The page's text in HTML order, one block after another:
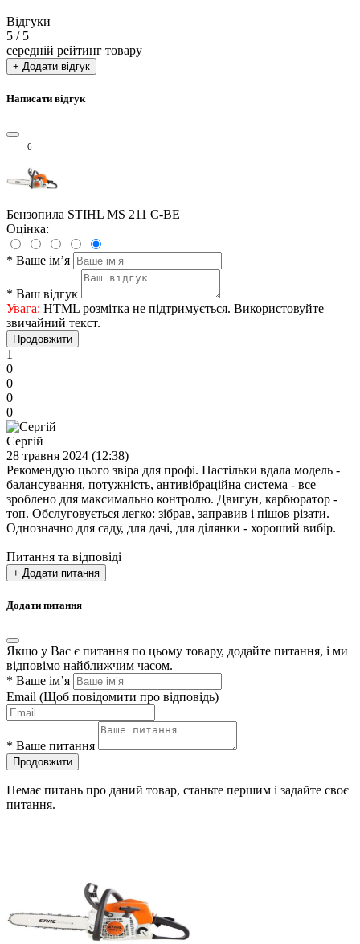
Відгуки
5 / 5
середній рейтинг товару
+ Додати відгук
Написати відгук
6
Бензопила STIHL MS 211 C-BE
Оцінка:
* Ваше ім’я
* Ваш відгук
Увага: HTML розмітка не підтримується. Використовуйте
звичайний текст.
Продовжити
1
0
0
0
0
Сергій
28 травня 2024 (12:38)
Рекомендую цього звіра для профі. Настільки вдала модель -
балансування, потужність, антивібраційна система - все
зроблено для максимально контролю. Двигун, карбюратор -
топ. Обслуговується легко: зібрав, заправив і пішов різати.
Однозначно для саду, для дачі, для ділянки - хороший вибір.
Питання та відповіді
+ Додати питання
Додати питання
Якщо у Вас є питання по цьому товару, додайте питання, і ми
відповімо найближчим часом.
* Ваше ім’я
Email (Щоб повідомити про відповідь)
* Ваше питання
Продовжити
Немає питань про даний товар, станьте першим і задайте своє
питання.